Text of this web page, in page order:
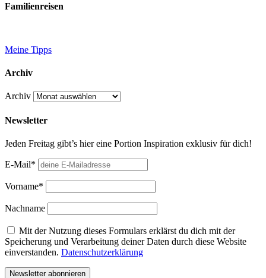
Familienreisen
Meine Tipps
Archiv
Archiv
Newsletter
Jeden Freitag gibt’s hier eine Portion Inspiration exklusiv für dich!
E-Mail*
Vorname*
Nachname
Mit der Nutzung dieses Formulars erklärst du dich mit der
Speicherung und Verarbeitung deiner Daten durch diese Website
einverstanden. Datenschutzerklärung